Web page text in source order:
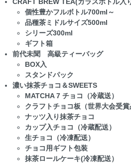
個性豊かフルボトル700ml～
品種茶ミドルサイズ500ml
シリーズ300ml
ギフト箱
前代未聞 高級ティーバッグ
BOX入
スタンドパック
濃い抹茶チョコ＆SWEETS
MATCHA 7 チョコ（冷蔵送）
クラフトチョコ板（世界大会受賞
ナッツ入り抹茶チョコ
カップ入チョコ（冷蔵配送）
生チョコ（冷凍配送）
チョコ用ギフト包装
抹茶ロールケーキ(冷凍配送）